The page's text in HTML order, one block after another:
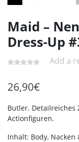
Maid –
Dress-Up
Add a
26,90€
Butler.
Actionfiguren.
Inhalt: Body,